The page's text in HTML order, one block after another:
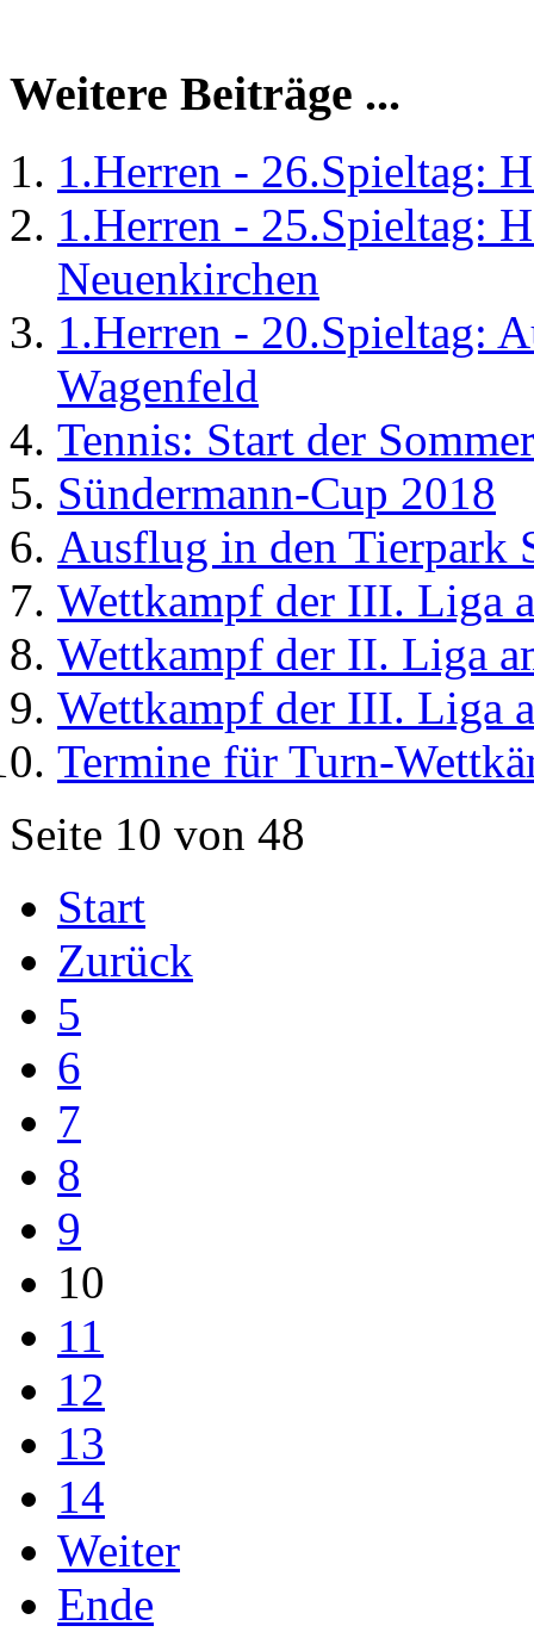
Weitere Beiträge ...
1.Herren - 26.Spieltag:
1.Herren - 25.Spieltag:
Neuenkirchen
1.Herren - 20.Spieltag:
Wagenfeld
Tennis: Start der
Sündermann-Cup 2018
Ausflug in den Tierpark
Wettkampf der III. Liga
Wettkampf der II. Liga
Wettkampf der III. Liga
Termine für Turn-
Seite 10 von 48
Start
Zurück
5
6
7
8
9
10
11
12
13
14
Weiter
Ende